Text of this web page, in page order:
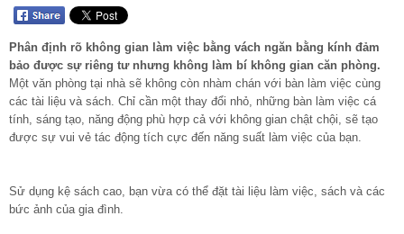
Phân định rõ không gian làm việc bằng vách ngăn bằng kính đảm
bảo được sự riêng tư nhưng không làm bí không gian căn phòng.
Một văn phòng tại nhà sẽ không còn nhàm chán với bàn làm việc cùng
các tài liệu và sách. Chỉ cần một thay đổi nhỏ, những bàn làm việc cá
tính, sáng tạo, năng động phù hợp cả với không gian chật chội, sẽ tạo
được sự vui vẻ tác động tích cực đến năng suất làm việc của bạn.
Sử dụng kệ sách cao, bạn vừa có thể đặt tài liệu làm việc, sách và các
bức ảnh của gia đình.